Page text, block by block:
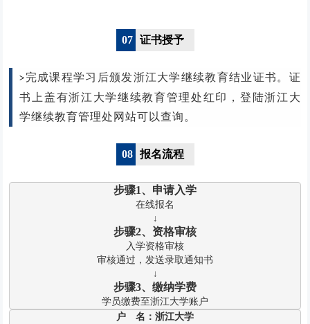
07 证书授予
> 完成课程学习后颁发浙江大学继续教育结业证书。证
书上盖有浙江大学继续教育管理处红印，登陆浙江大
学继续教育管理处网站可以查询。
08 报名流程
步骤1、申请入学
在线报名
步骤2、资格审核
入学资格审核
审核通过，发送录取通知书
步骤3、缴纳学费
户　名：浙江大学